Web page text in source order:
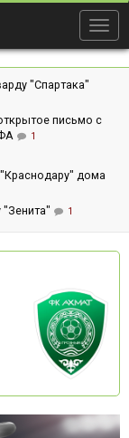
"Спартака"
письмо с
1
дома
1